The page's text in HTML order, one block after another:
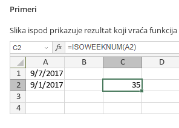
Primeri
Slika ispod prikazuje rezultat koji vraća funkcija